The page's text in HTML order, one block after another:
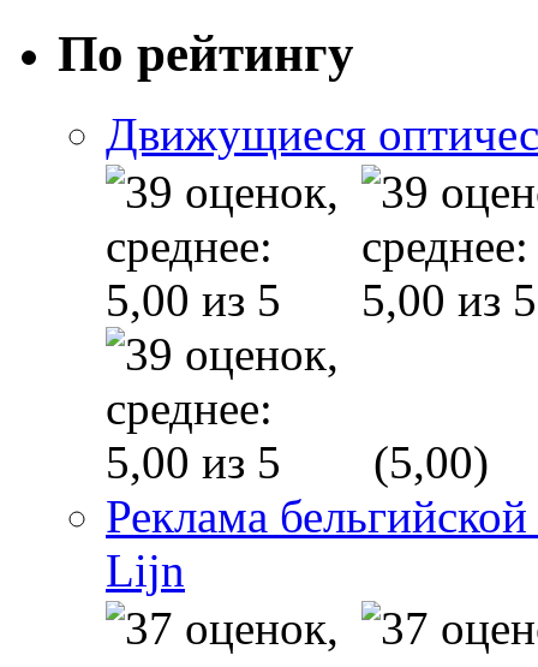
По рейтингу
Движущиеся
(5,00)
Реклама
Lijn